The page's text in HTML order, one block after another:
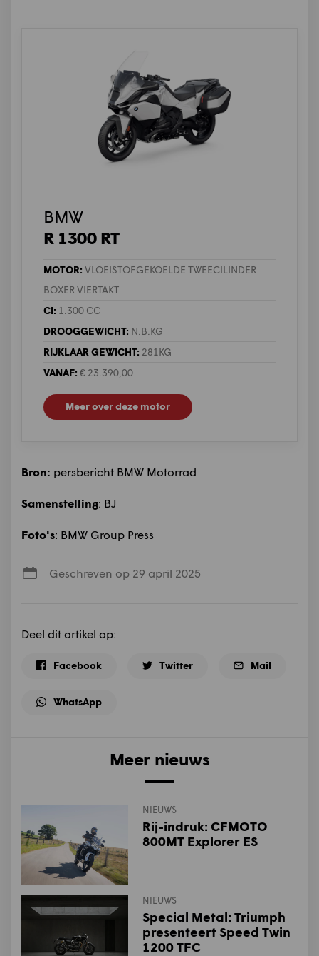
BMW
R 1300 RT
MOTOR: VLOEISTOFGEKOELDE TWEECILINDER
BOXER VIERTAKT
CI: 1.300 CC
DROOGGEWICHT: N.B.KG
RIJKLAAR GEWICHT: 281KG
VANAF: € 23.390,00
Meer over deze motor
Bron: persbericht BMW Motorrad
Samenstelling: BJ
Foto's: BMW Group Press
Geschreven op 29 april 2025
Deel dit artikel op:
Facebook Twitter Mail
WhatsApp
Meer nieuws
NIEUWS
Rij-indruk: CFMOTO
800MT Explorer ES
NIEUWS
Special Metal: Triumph
presenteert Speed Twin
1200 TFC